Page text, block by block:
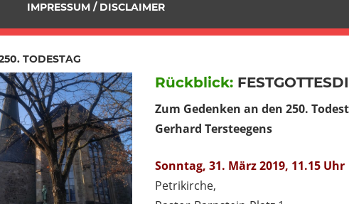
IMPRESSUM / DISCLAIMER
TODESTAG
Rückblick:
Zum Gedenken an den 250.
Gerhard Tersteegens
Sonntag, 31. März 2019, 11.15 Uhr
Petrikirche,